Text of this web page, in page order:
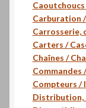
Caoutchoucs
Carburation
Carrosserie,
Carters /
Chaînes /
Commandes
Compteurs /
Distribution,